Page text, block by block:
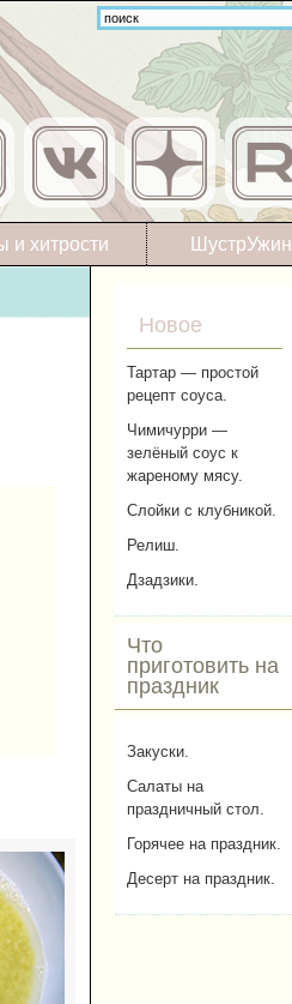
ШустрУжин
и хитрости
Новое
Тартар — простой
рецепт соуса.
Чимичурри —
зелёный соус к
жареному мясу.
Слойки с клубникой.
Релиш.
Дзадзики.
Что
приготовить на
праздник
Закуски.
Салаты на
праздничный стол.
Горячее на праздник.
Десерт на праздник.